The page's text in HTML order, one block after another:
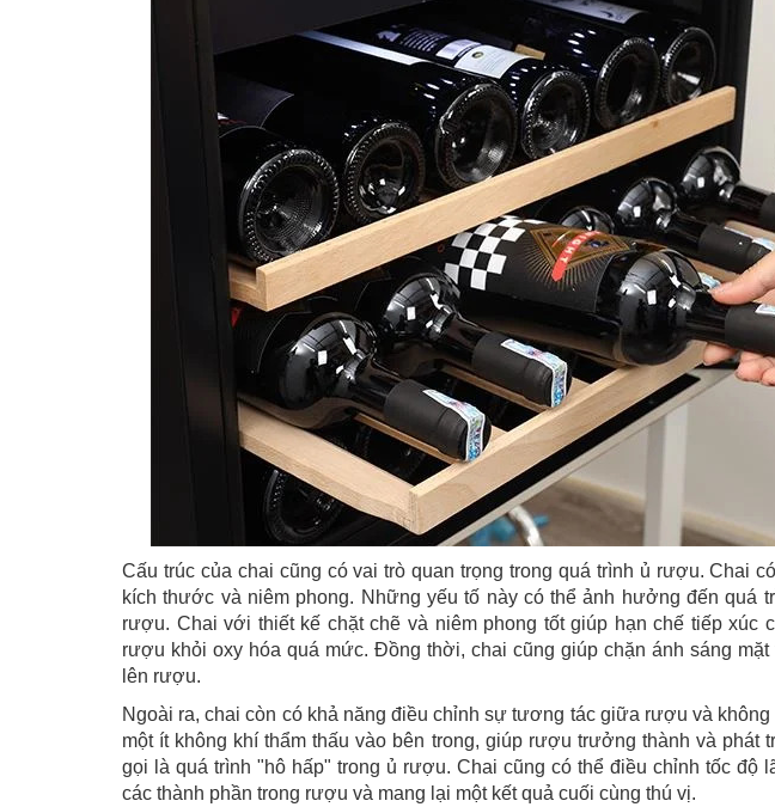
Cấu trúc của chai cũng có vai trò quan trọng trong quá trình ủ rượu. Chai
kích thước và niêm phong. Những yếu tố này có thể ảnh hưởng đến quá
rượu. Chai với thiết kế chặt chẽ và niêm phong tốt giúp hạn chế tiếp xúc
rượu khỏi oxy hóa quá mức. Đồng thời, chai cũng giúp chặn ánh sáng
lên rượu.
Ngoài ra, chai còn có khả năng điều chỉnh sự tương tác giữa rượu và
một ít không khí thẩm thấu vào bên trong, giúp rượu trưởng thành và phát
gọi là quá trình "hô hấp" trong ủ rượu. Chai cũng có thể điều chỉnh tốc độ
các thành phần trong rượu và mang lại một kết quả cuối cùng thú vị.